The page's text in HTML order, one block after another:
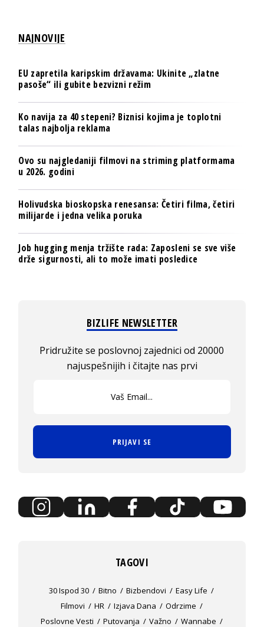
NAJNOVIJE
EU zapretila karipskim državama: Ukinite „zlatne
pasoše“ ili gubite bezvizni režim
Ko navija za 40 stepeni? Biznisi kojima je toplotni
talas najbolja reklama
Ovo su najgledaniji filmovi na striming platformama
u 2026. godini
Holivudska bioskopska renesansa: Četiri filma, četiri
milijarde i jedna velika poruka
Job hugging menja tržište rada: Zaposleni se sve više
drže sigurnosti, ali to može imati posledice
BIZLIFE NEWSLETTER
Pridružite se poslovnoj zajednici od 20000
najuspešnijih i čitajte nas prvi
PRIJAVI SE
TAGOVI
30 Ispod 30 Bitno Bizbendovi
Easy Life
Filmovi
HR Izjava Dana
Odrzime
Poslovne Vesti
Putovanja Važno
Wannabe